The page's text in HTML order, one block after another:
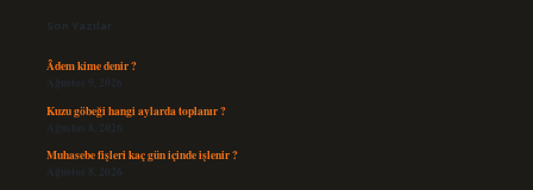
Son Yazılar
Âdem kime denir ?
Ağustos 9, 2026
Kuzu göbeği hangi aylarda toplanır ?
Ağustos 8, 2026
Muhasebe fişleri kaç gün içinde işlenir ?
Ağustos 8, 2026